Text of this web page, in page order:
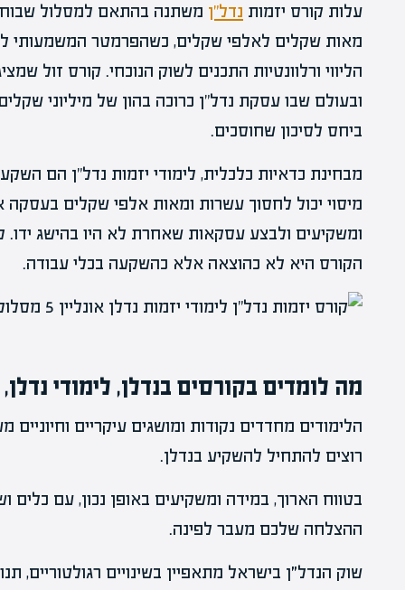
עלות קורס יזמות נדל"ן משתנה בהתאם למסלול
מאות שקלים לאלפי שקלים, כשהפרמטר המשמעותי
הליווי ורלוונטיות התכנים לשוק הנוכחי. קורס זול
ובעולם שבו עסקת נדל"ן כרוכה בהון של מיליוני
ביחס לסיכון שחוסכים.
מבחינת כדאיות כלכלית, לימודי יזמות נדל"ן הם
מיסוי יכול לחסוך עשרות ומאות אלפי שקלים בעסקה
ומשקיעים ולבצע עסקאות שאחרת לא היו בהישג ידו.
הקורס היא לא כהוצאה אלא כהשקעה בכלי עבודה.
מה לומדים בקורסים בנדלן, לימודי נדלן,
הלימודים מחדדים נקודות ומושגים עיקריים
רוצים להתחיל להשקיע בנדלן.
בטווח הארוך, במידה ומשקיעים באופן נכון, עם כלים
ההצלחה שלכם מעבר לפינה.
שוק הנדל״ן בישראל מתאפיין בשינויים רגולטוריים,